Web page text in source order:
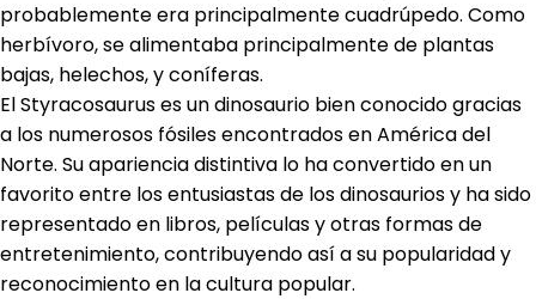
probablemente era principalmente cuadrúpedo. Como
herbívoro, se alimentaba principalmente de plantas
bajas, helechos, y coníferas.
El Styracosaurus es un dinosaurio bien conocido gracias
a los numerosos fósiles encontrados en América del
Norte. Su apariencia distintiva lo ha convertido en un
favorito entre los entusiastas de los dinosaurios y ha sido
representado en libros, películas y otras formas de
entretenimiento, contribuyendo así a su popularidad y
reconocimiento en la cultura popular.